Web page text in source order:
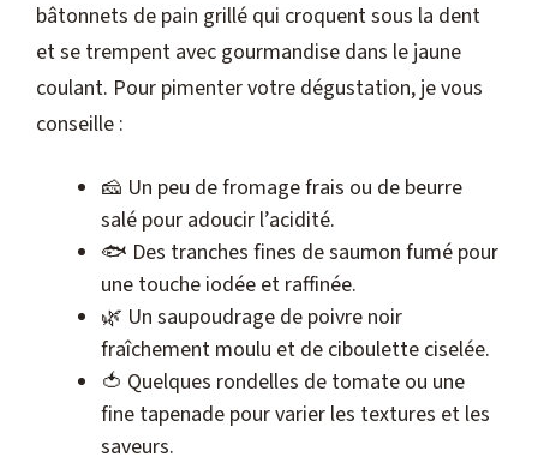
bâtonnets de pain grillé qui croquent sous la dent
et se trempent avec gourmandise dans le jaune
coulant. Pour pimenter votre dégustation, je vous
conseille :
🧀 Un peu de fromage frais ou de beurre
salé pour adoucir l’acidité.
🐟 Des tranches fines de saumon fumé pour
une touche iodée et raffinée.
🌿 Un saupoudrage de poivre noir
fraîchement moulu et de ciboulette ciselée.
🍅 Quelques rondelles de tomate ou une
fine tapenade pour varier les textures et les
saveurs.